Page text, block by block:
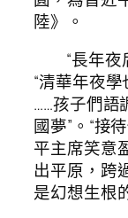
陸》。
“長年
“清華年夜
……孩子們語
國夢”。“接
平主席笑意
出平原，跨
是幻想生根